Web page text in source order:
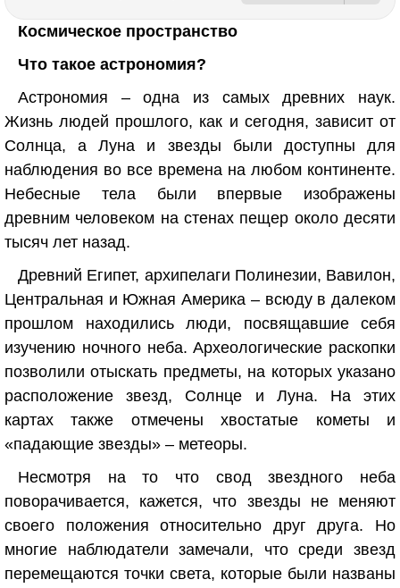
Космическое пространство
Что такое астрономия?
Астрономия – одна из самых древних наук.
Жизнь людей прошлого, как и сегодня, зависит от
Солнца, а Луна и звезды были доступны для
наблюдения во все времена на любом континенте.
Небесные тела были впервые изображены
древним человеком на стенах пещер около десяти
тысяч лет назад.
Древний Египет, архипелаги Полинезии, Вавилон,
Центральная и Южная Америка – всюду в далеком
прошлом находились люди, посвящавшие себя
изучению ночного неба. Археологические раскопки
позволили отыскать предметы, на которых указано
расположение звезд, Солнце и Луна. На этих
картах также отмечены хвостатые кометы и
«падающие звезды» – метеоры.
Несмотря на то что свод звездного неба
поворачивается, кажется, что звезды не меняют
своего положения относительно друг друга. Но
многие наблюдатели замечали, что среди звезд
перемещаются точки света, которые были названы